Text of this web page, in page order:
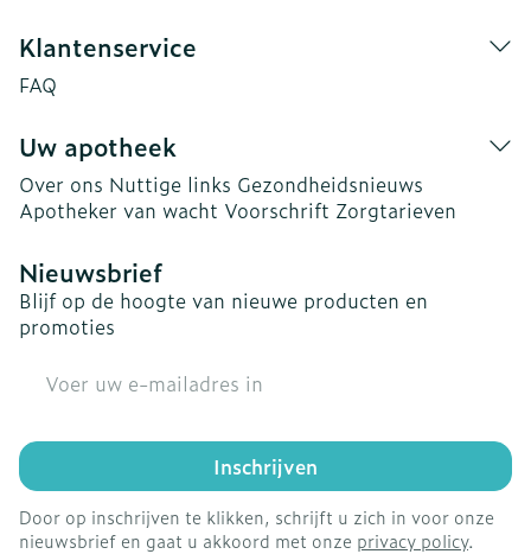
Klantenservice
FAQ
Uw apotheek
Over ons Nuttige links Gezondheidsnieuws
Apotheker van wacht Voorschrift Zorgtarieven
Nieuwsbrief
Blijf op de hoogte van nieuwe producten en
promoties
Inschrijven
Door op inschrijven te klikken, schrijft u zich in voor onze
nieuwsbrief en gaat u akkoord met onze privacy policy.